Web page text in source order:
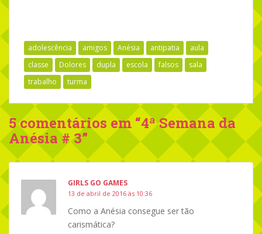
adolescência amigos Anésia antipatia
aula
classe
Dolores dupla escola falsos
sala
trabalho
turma
5 comentários em “4ª Semana da
Anésia # 3”
GIRLS GO GAMES
13 de abril de 2016 às 10:36
Como a Anésia consegue ser tão
carismática?